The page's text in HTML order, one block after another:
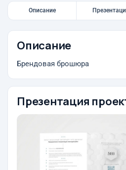
Описание
Описание
Брендовая брошюра
Презентация